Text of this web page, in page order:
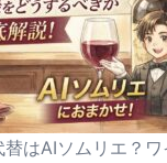
はAIソムリエ？ワ